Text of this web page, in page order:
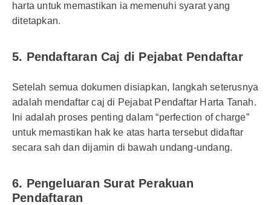
harta untuk memastikan ia memenuhi syarat yang
ditetapkan.
5. Pendaftaran Caj di Pejabat Pendaftar
Setelah semua dokumen disiapkan, langkah seterusnya
adalah mendaftar caj di Pejabat Pendaftar Harta Tanah.
Ini adalah proses penting dalam “perfection of charge”
untuk memastikan hak ke atas harta tersebut didaftar
secara sah dan dijamin di bawah undang-undang.
6. Pengeluaran Surat Perakuan
Pendaftaran